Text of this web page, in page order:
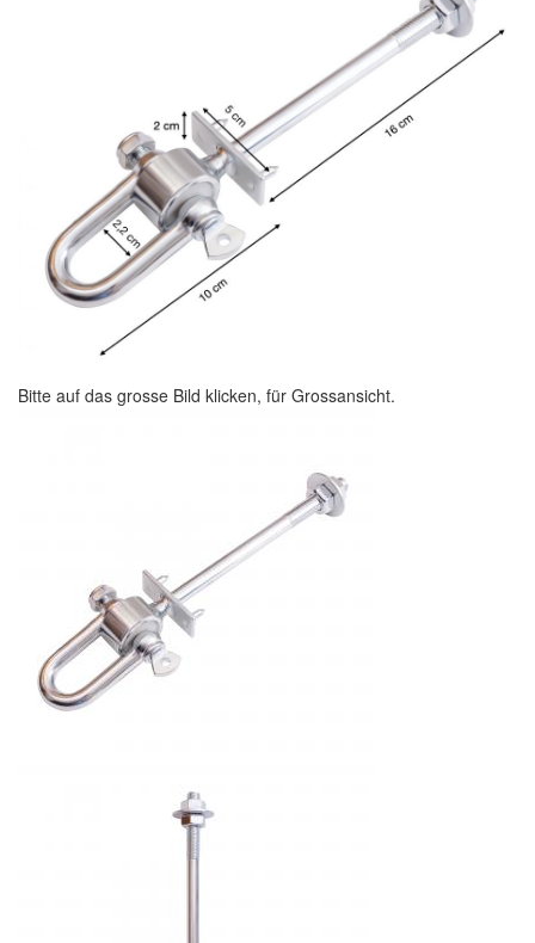
Bitte auf das grosse Bild klicken, für Grossansicht.